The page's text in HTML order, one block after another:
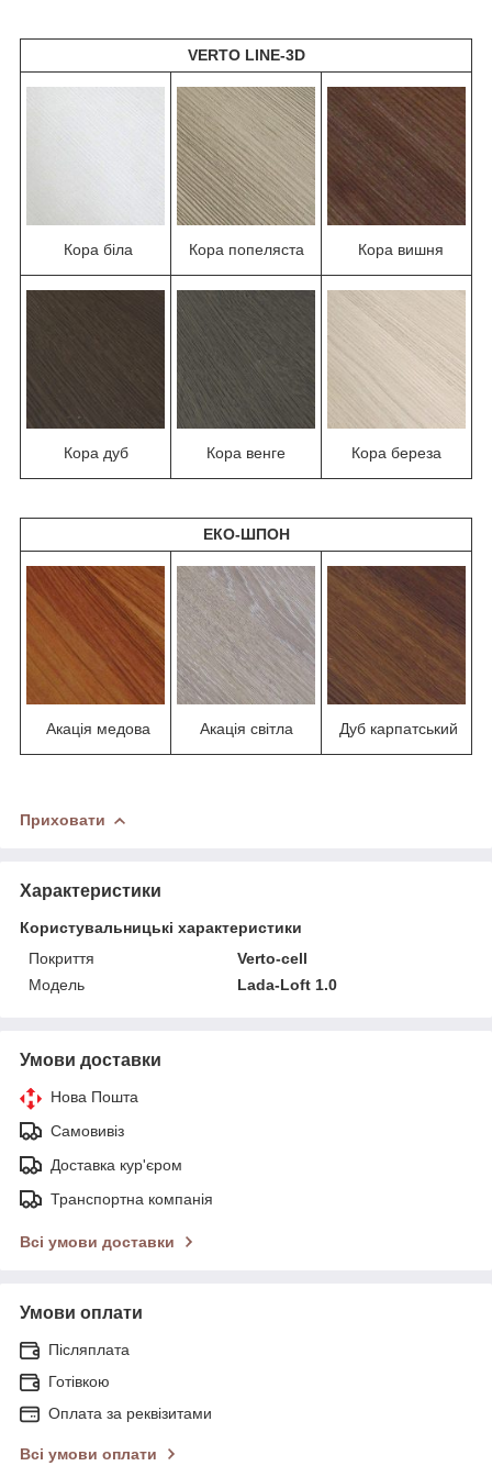
VERTO LINE-3D
Кора біла Кора попеляста Кора вишня
Кора дуб Кора венге Кора береза
ЕКО-ШПОН
Акація медова Акація світла Дуб карпатський
Приховати
Характеристики
Користувальницькі характеристики
Покриття
Verto-cell
Модель
Lada-Loft 1.0
Умови доставки
Нова Пошта
Самовивіз
Доставка кур'єром
Транспортна компанія
Всі умови доставки
Умови оплати
Післяплата
Готівкою
Оплата за реквізитами
Всі умови оплати